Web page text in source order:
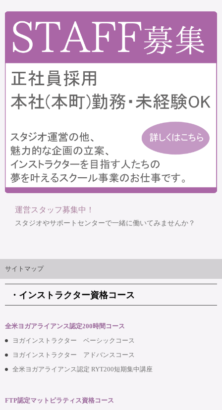
運営スタッフ募集中！
スタジオやサポートセンターで一緒に働いてみませんか？
サイトマップ
・インストラクター資格コース
全米ヨガアライアンス認定200時間コース
ヨガインストラクター ベーシックコース
ヨガインストラクター アドバンスコース
全米ヨガアライアンス認定 RYT200短期集中講座
FTP認定マットピラティス資格コース